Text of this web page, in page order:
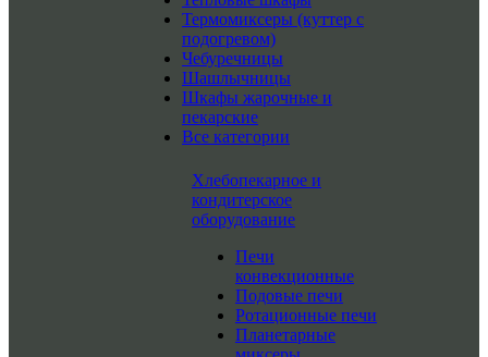
Термомиксеры (куттер с
подогревом)
Чебуречницы
Шашлычницы
Шкафы жарочные и
пекарские
Все категории
Хлебопекарное и
кондитерское
оборудование
Печи
конвекционные
Подовые печи
Ротационные печи
Планетарные